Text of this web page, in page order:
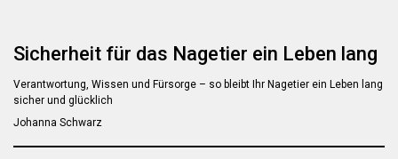
Sicherheit für das Nagetier ein Leben lang
Verantwortung, Wissen und Fürsorge – so bleibt Ihr Nagetier ein Leben lang
sicher und glücklich
Johanna Schwarz